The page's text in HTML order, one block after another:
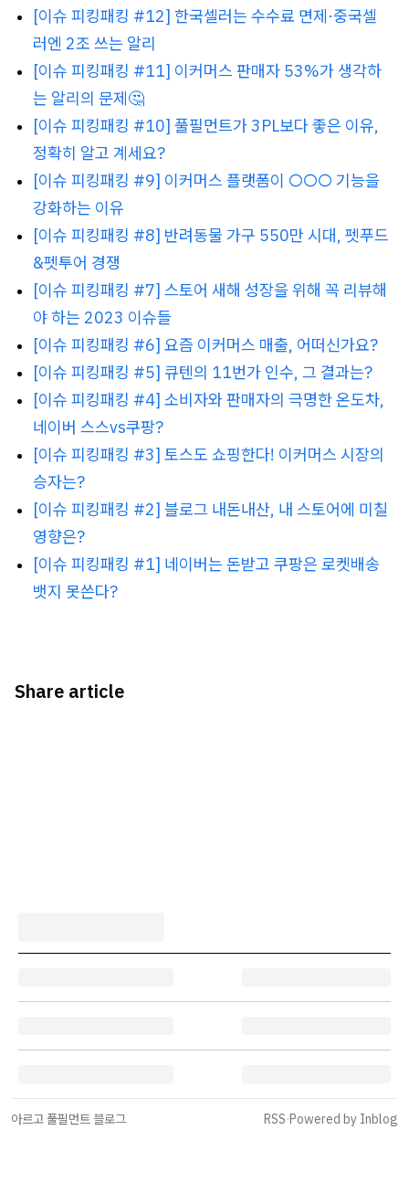
[이슈 피킹패킹 #12] 한국셀러는 수수료 면제·중국셀
러엔 2조 쓰는 알리
[이슈 피킹패킹 #11] 이커머스 판매자 53%가 생각하
는 알리의 문제🤔
[이슈 피킹패킹 #10] 풀필먼트가 3PL보다 좋은 이유,
정확히 알고 계세요?
[이슈 피킹패킹 #9] 이커머스 플랫폼이 ○○○ 기능을
강화하는 이유
[이슈 피킹패킹 #8] 반려동물 가구 550만 시대, 펫푸드
&펫투어 경쟁
[이슈 피킹패킹 #7] 스토어 새해 성장을 위해 꼭 리뷰해
야 하는 2023 이슈들
[이슈 피킹패킹 #6] 요즘 이커머스 매출, 어떠신가요?
[이슈 피킹패킹 #5] 큐텐의 11번가 인수, 그 결과는?
[이슈 피킹패킹 #4] 소비자와 판매자의 극명한 온도차,
네이버 스스vs쿠팡?
[이슈 피킹패킹 #3] 토스도 쇼핑한다! 이커머스 시장의
승자는?
[이슈 피킹패킹 #2] 블로그 내돈내산, 내 스토어에 미칠
영향은?
[이슈 피킹패킹 #1] 네이버는 돈받고 쿠팡은 로켓배송
뱃지 못쓴다?
Share article
아르고 풀필먼트 블로그 RSS·Powered by Inblog